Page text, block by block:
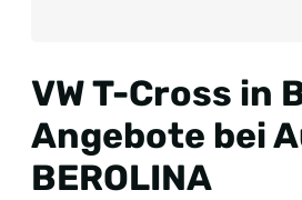
VW T-Cross in
Angebote bei
BEROLINA